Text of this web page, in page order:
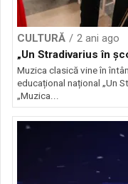
CULTURĂ
2 ani ago
„Un Stradivarius în
Muzica clasică vine în
educațional național „Un
„Muzica...